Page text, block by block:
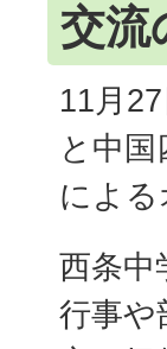
交流
11月
と中
によ
西条中
行事や